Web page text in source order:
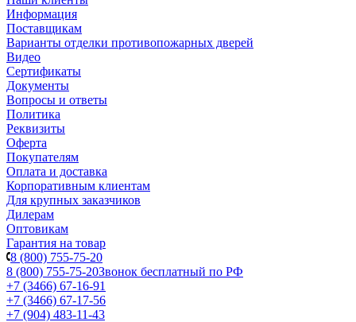
Информация
Поставщикам
Варианты отделки противопожарных дверей
Видео
Сертификаты
Документы
Вопросы и ответы
Политика
Реквизиты
Оферта
Покупателям
Оплата и доставка
Корпоративным клиентам
Для крупных заказчиков
Дилерам
Оптовикам
Гарантия на товар
8 (800) 755-75-20
8 (800) 755-75-20Звонок бесплатный по РФ
+7 (3466) 67-16-91
+7 (3466) 67-17-56
+7 (904) 483-11-43